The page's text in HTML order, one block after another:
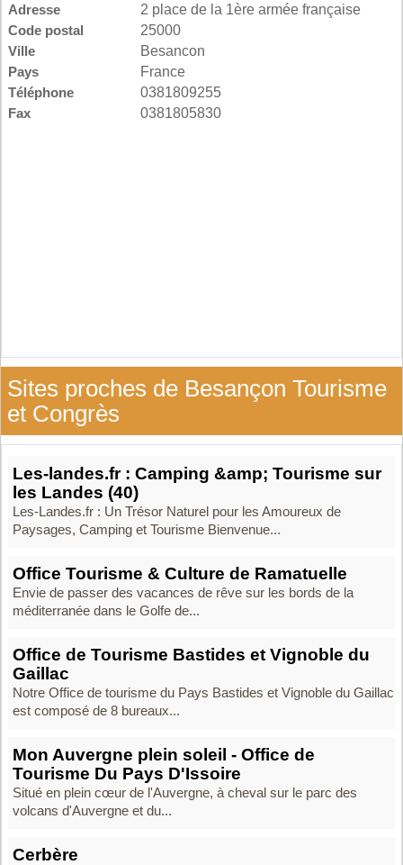
Adresse
2 place de la 1ère armée française
Code postal
25000
Ville
Besancon
Pays
France
Téléphone
0381809255
Fax
0381805830
Sites proches de Besançon Tourisme
et Congrès
Les-landes.fr : Camping &amp; Tourisme sur
les Landes (40)
Les-Landes.fr : Un Trésor Naturel pour les Amoureux de
Paysages, Camping et Tourisme Bienvenue...
Office Tourisme & Culture de Ramatuelle
Envie de passer des vacances de rêve sur les bords de la
méditerranée dans le Golfe de...
Office de Tourisme Bastides et Vignoble du
Gaillac
Notre Office de tourisme du Pays Bastides et Vignoble du Gaillac
est composé de 8 bureaux...
Mon Auvergne plein soleil - Office de
Tourisme Du Pays D'Issoire
Situé en plein cœur de l'Auvergne, à cheval sur le parc des
volcans d'Auvergne et du...
Cerbère